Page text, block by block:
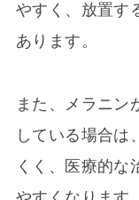
やすく、放置す
あります。
また、メラニン
している場合は
くく、医療的な